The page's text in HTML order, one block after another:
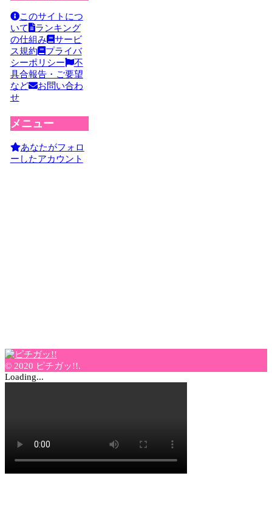
このサイトにつ
いて
ランキング
の仕組み
サービ
ス規約
プライバ
シーポリシー
不
具合報告・ご要望
など
お問い合わ
せ
メニュー
あなたがフォロ
ーしたアカウント
© 2020 ピチガッ!!.
Loading...